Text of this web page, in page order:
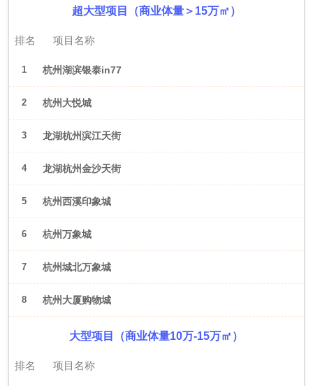
超大型项目（商业体量＞15万㎡）
排名 项目名称
1 杭州湖滨银泰in77
2 杭州大悦城
3 龙湖杭州滨江天街
4 龙湖杭州金沙天街
5 杭州西溪印象城
6 杭州万象城
7 杭州城北万象城
8 杭州大厦购物城
大型项目（商业体量10万-15万㎡）
排名 项目名称